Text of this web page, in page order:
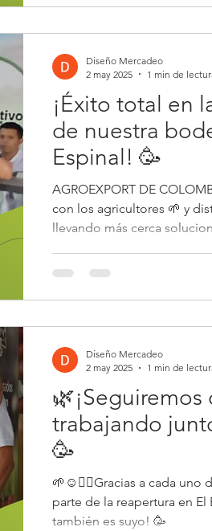
¡Éxito total en
de nuestra
Espinal! 🥳
AGROEXPORT DE
con los agricultores 🌱 y
llevando más cerca
Diseño Mercadeo
2 may 2025
1 min de
🌿¡Seguiremos
trabajando
🥳
🌱☺️👉🏽Gracias a cada
parte de la reapertura en El
también es suyo! 🥳
Diseño Mercadeo
2 may 2025
1 min de